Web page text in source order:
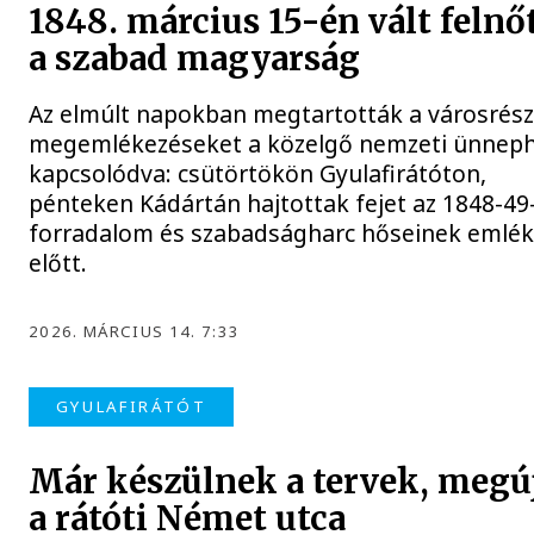
1848. március 15-én vált
a szabad magyarság
Az elmúlt napokban megtartották a
megemlékezéseket a közelgő nemzeti
kapcsolódva: csütörtökön Gyulafirátóton,
pénteken Kádártán hajtottak fejet az 1848-
forradalom és szabadságharc hőseinek
előtt.
2026. MÁRCIUS 14. 7:33
GYULAFIRÁTÓT
Már készülnek a tervek,
a rátóti Német utca